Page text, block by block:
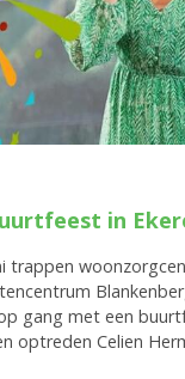
in
trappen
gang met een
optreden Celien